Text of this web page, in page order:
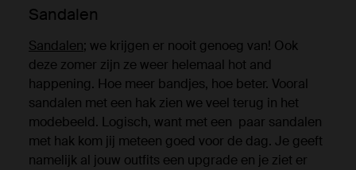
Sandalen
Sandalen; we krijgen er nooit genoeg van! Ook
deze zomer zijn ze weer helemaal hot and
happening. Hoe meer bandjes, hoe beter. Vooral
sandalen met een hak zien we veel terug in het
modebeeld. Logisch, want met een paar sandalen
met hak kom jij meteen goed voor de dag. Je geeft
namelijk al jouw outfits een upgrade en je ziet er